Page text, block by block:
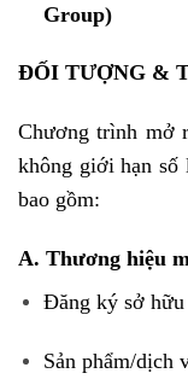
Group)
ĐỐI TƯỢNG &
Chương trình mở
không giới hạn số
bao gồm:
A. Thương hiệu
Đăng ký sở
Sản phẩm/dịch